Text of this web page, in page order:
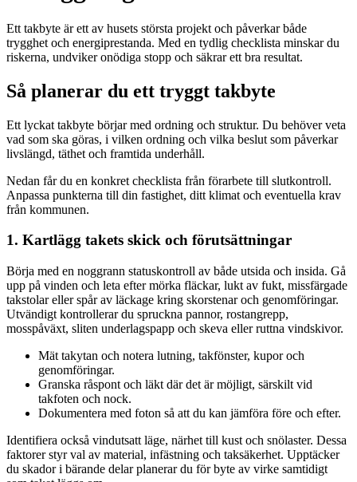
Ett takbyte är ett av husets största projekt och påverkar både
trygghet och energiprestanda. Med en tydlig checklista minskar du
riskerna, undviker onödiga stopp och säkrar ett bra resultat.
Så planerar du ett tryggt takbyte
Ett lyckat takbyte börjar med ordning och struktur. Du behöver veta
vad som ska göras, i vilken ordning och vilka beslut som påverkar
livslängd, täthet och framtida underhåll.
Nedan får du en konkret checklista från förarbete till slutkontroll.
Anpassa punkterna till din fastighet, ditt klimat och eventuella krav
från kommunen.
1. Kartlägg takets skick och förutsättningar
Börja med en noggrann statuskontroll av både utsida och insida. Gå
upp på vinden och leta efter mörka fläckar, lukt av fukt, missfärgade
takstolar eller spår av läckage kring skorstenar och genomföringar.
Utvändigt kontrollerar du spruckna pannor, rostangrepp,
mosspåväxt, sliten underlagspapp och skeva eller ruttna vindskivor.
Mät takytan och notera lutning, takfönster, kupor och
genomföringar.
Granska råspont och läkt där det är möjligt, särskilt vid
takfoten och nock.
Dokumentera med foton så att du kan jämföra före och efter.
Identifiera också vindutsatt läge, närhet till kust och snölaster. Dessa
faktorer styr val av material, infästning och taksäkerhet. Upptäcker
du skador i bärande delar planerar du för byte av virke samtidigt